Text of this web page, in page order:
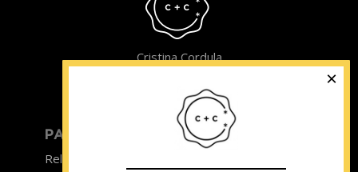
Cristina Cordula
PARTICULIER
Relooking homme
ENTREPRISE